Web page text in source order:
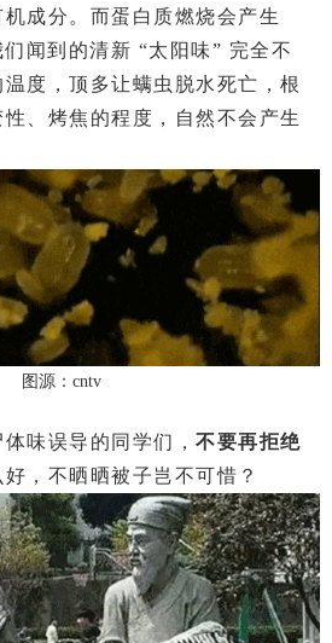
成分。而蛋白质燃烧会产生
闻到的清新 “太阳味” 完全不
度，顶多让螨虫脱水死亡，根
、烤焦的程度，自然不会产生
图源：cntv
味误导的同学们， 不要再拒绝
好，不晒晒被子岂不可惜？